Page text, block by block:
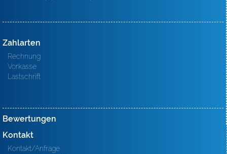
Zahlarten
Rechnung
Vorkasse
Lastschrift
Bewertungen
Kontakt
Kontakt/Anfrage